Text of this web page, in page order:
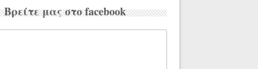
Βρείτε μας στο facebook